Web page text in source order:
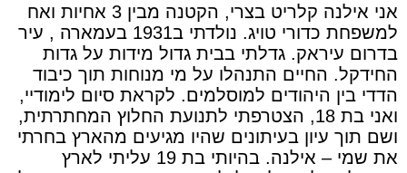
אני אילנה קלריט בצרי, הקטנה מבין 3 אחיות ואח
למשפחת כדורי טויג. נולדתי ב1931 בעמארה , עיר
בדרום עיראק. גדלתי בבית גדול מידות על גדות
החידקל. החיים התנהלו על מי מנוחות תוך כיבוד
הדדי בין היהודים למוסלמים. לקראת סיום לימודיי,
ואני בת 18, הצטרפתי לתנועת החלוץ המחתרתית,
ושם תוך עיון בעיתונים שהיו מגיעים מהארץ בחרתי
את שמי – אילנה. בהיותי בת 19 עליתי לארץ